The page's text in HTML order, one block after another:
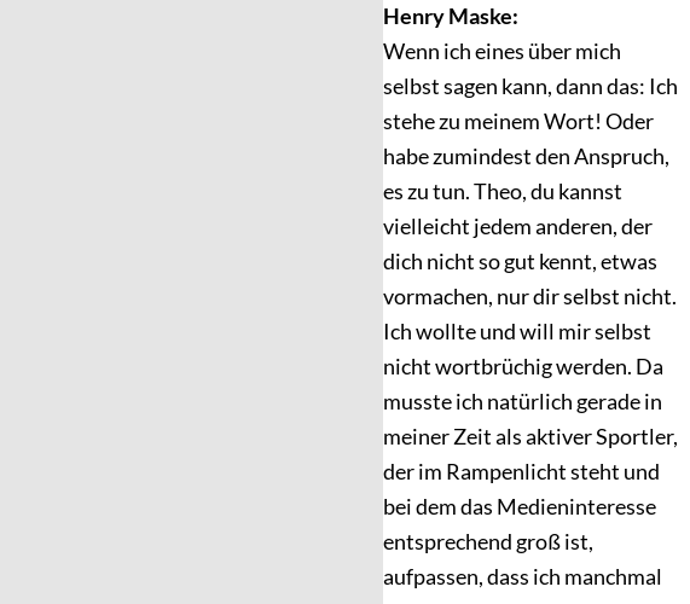
Henry Maske:
Wenn ich eines über mich
selbst sagen kann, dann das: Ich
stehe zu meinem Wort! Oder
habe zumindest den Anspruch,
es zu tun. Theo, du kannst
vielleicht jedem anderen, der
dich nicht so gut kennt, etwas
vormachen, nur dir selbst nicht.
Ich wollte und will mir selbst
nicht wortbrüchig werden. Da
musste ich natürlich gerade in
meiner Zeit als aktiver Sportler,
der im Rampenlicht steht und
bei dem das Medieninteresse
entsprechend groß ist,
aufpassen, dass ich manchmal